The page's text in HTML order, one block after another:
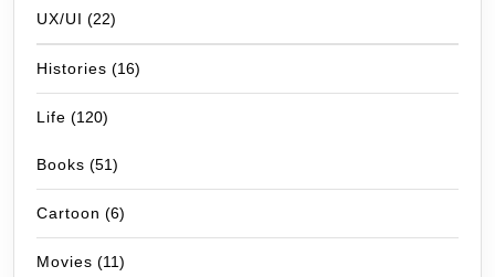
UX/UI (22)
Histories (16)
Life (120)
Books (51)
Cartoon (6)
Movies (11)